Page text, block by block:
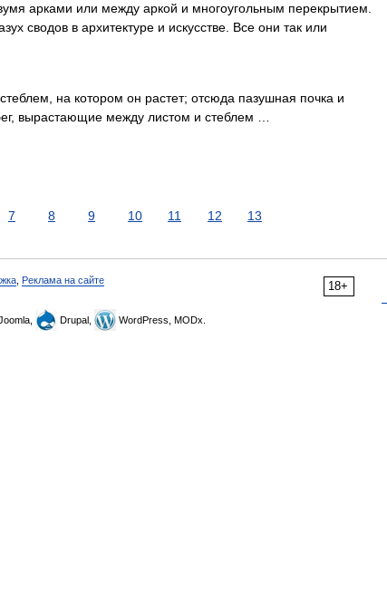
арками или между аркой и многоугольным перекрытием.
сводов в архитектуре и искусстве. Все они так или
на котором он растет; отсюда пазушная почка и
вырастающие между листом и стеблем …
7 8 9 10 11 12 13
18+
Реклама на сайте
Drupal, WordPress, MODx.